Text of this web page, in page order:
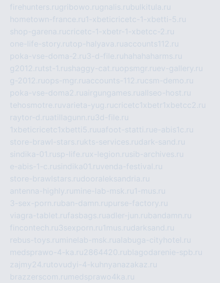
firehunters.rugribowo.rugnalis.rubulkitula.ru
hometown-france.ru1-xbeticricetc-1-xbetti-5.ru
shop-garena.rucricetc-1-xbetr-1-xbetcc-2.ru
one-life-story.rutop-halyava.ruaccounts112.ru
poka-vse-doma-2.ru3-d-file.ru hahahaharms.ru
g2012.rutst-1.rushaggy-cat.ruopsmgr.ruev-gallery.ru
g-2012.ruops-mgr.ruaccounts-112.rucsm-demo.ru
poka-vse-doma2.ruairgungames.ruallseo-host.ru
tehosmotre.ruvarieta-yug.rucricetc1xbetr1xbetcc2.ru
raytor-d.ruatillagunn.ru3d-file.ru
1xbeticricetc1xbetti5.ruuafoot-statti.rue-abis1c.ru
store-brawl-stars.rukts-services.rudark-sand.ru
sindika-01.rusp-life.rux-legion.rusib-archives.ru
e-abis-1-c.rusindika01.ruvenda-festival.ru
store-brawlstars.rudooraleksandria.ru
antenna-highly.ru mine-lab-msk.ru1-mus.ru
3-sex-porn.ruban-damn.rupurse-factory.ru
viagra-tablet.rufasbags.ruadler-jun.rubandamn.ru
fincontech.ru3sexporn.ru1mus.rudarksand.ru
rebus-toys.ru minelab-msk.rualabuga-cityhotel.ru
medsprawo-4-ka.ru2864420.rublagodarenie-spb.ru
zajmy24.rutovudyi-4-kuhnyanazakaz.ru
brazzerscom.ru medsprawo4ka.ru